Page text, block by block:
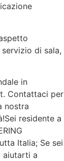
di sala,
in
Contattaci per
nostra
residente a
Italia; Se sei
aiutarti a